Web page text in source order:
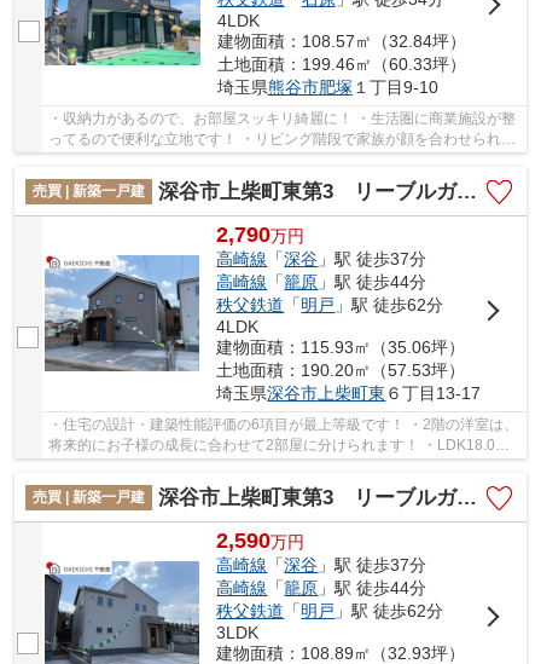
4LDK
建物面積：108.57㎡（32.84坪）
土地面積：199.46㎡（60.33坪）
埼玉県熊谷市肥塚 １丁目9-10
・収納力があるので、お部屋スッキリ綺麗に！ ・生活圏に商業施設が整
ってるので便利な立地です！ ・リビング階段で家族が顔を合わせられる
造りです！ 「今から見たい！」大歓迎です♪...
売買 | 新築一戸建
深谷市上柴町東第3 リーブルガーデン 新築戸建 全2棟 2号棟
2,790万円
高崎線 「深谷 」駅 徒歩37分
高崎線 「籠原 」駅 徒歩44分
秩父鉄道 「明戸 」駅 徒歩62分
4LDK
建物面積：115.93㎡（35.06坪）
土地面積：190.20㎡（57.53坪）
埼玉県深谷市 上柴町東 ６丁目13-17
・住宅の設計・建築性能評価の6項目が最上等級です！ ・2階の洋室は、
将来的にお子様の成長に合わせて2部屋に分けられます！ ・LDK18.0帖
で広々ゆったり寛げます！ 「今から見たい！」...
売買 | 新築一戸建
深谷市上柴町東第3 リーブルガーデン 新築戸建 全2棟 1号棟
2,590万円
高崎線 「深谷 」駅 徒歩37分
高崎線 「籠原 」駅 徒歩44分
秩父鉄道 「明戸 」駅 徒歩62分
3LDK
建物面積：108.89㎡（32.93坪）